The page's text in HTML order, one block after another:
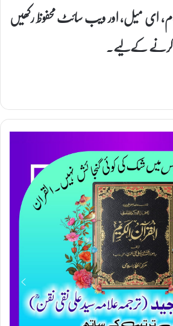
ای میل، اور ویب سائٹ محفوظ رکھیں
کرنے کےلیے۔